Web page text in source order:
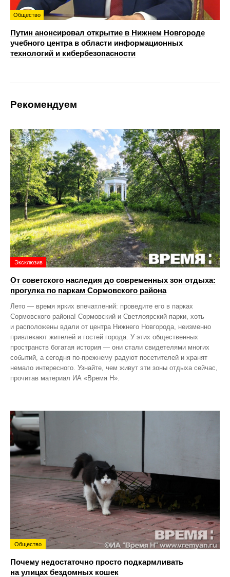
Общество
Путин анонсировал открытие в Нижнем Новгороде
учебного центра в области информационных
технологий и кибербезопасности
Рекомендуем
Эксклюзив
От советского наследия до современных зон отдыха:
прогулка по паркам Сормовского района
Лето — время ярких впечатлений: проведите его в парках
Сормовского района! Сормовский и Светлоярский парки, хоть
и расположены вдали от центра Нижнего Новгорода, неизменно
привлекают жителей и гостей города. У этих общественных
пространств богатая история — они стали свидетелями многих
событий, а сегодня по‑прежнему радуют посетителей и хранят
немало интересного. Узнайте, чем живут эти зоны отдыха сейчас,
прочитав материал ИА «Время Н».
Общество
Почему недостаточно просто подкармливать
на улицах бездомных кошек